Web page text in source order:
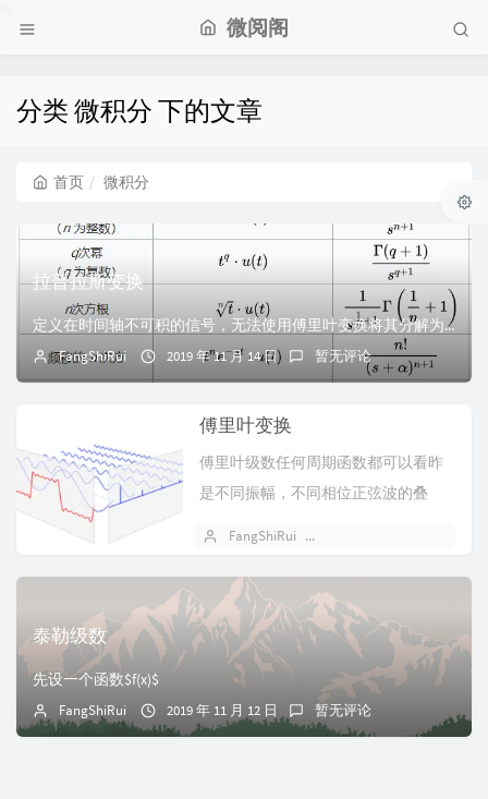
微阅阁
分类 微积分 下的文章
首页 微积分
拉普拉斯变换
定义在时间轴不可积的信号，无法使用傅里叶变换将其分解为正弦信号之和，但拉普拉斯变换可以将其分解为幅值增长的正弦信号之和。傅里叶变换实际上就是拉普拉斯变换的...
FangShiRui 2019 年 11 月 14 日 暂无评论
傅里叶变换
傅里叶级数任何周期函数都可以看昨
是不同振幅，不同相位正弦波的叠
FangShiRui
泰勒级数
先设一个函数$f(x)$
FangShiRui 2019 年 11 月 12 日 暂无评论